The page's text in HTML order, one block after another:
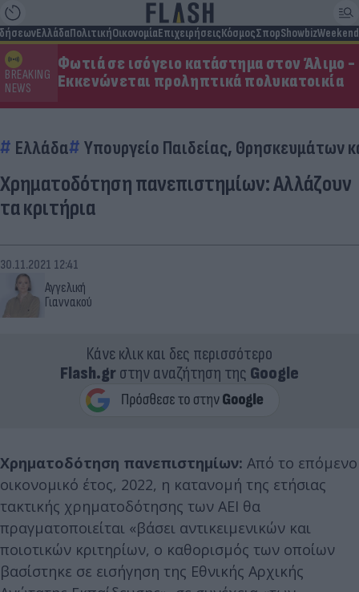
ΕλλάδαΠολιτικήΟικονομίαΕπιχειρήσειςΚόσμοςΣπορShowbizWeekend
BREAKING
NEWS
Φωτιά σε ισόγειο κατάστημα στον Άλιμο -
Εκκενώνεται προληπτικά πολυκατοικία
Ελλάδα Υπουργείο Παιδείας, Θρησκευμάτων
Χρηματοδότηση πανεπιστημίων: Αλλάζουν
τα κριτήρια
Αγγελική
Γιαννακού
30.11.2021 12:41
Κάνε κλικ και δες περισσότερο
Flash.grστην αναζήτηση της Google
Χρηματοδότηση πανεπιστημίων: Aπό το επόμενο
οικονομικό έτος, 2022, η κατανομή της ετήσιας
τακτικής χρηματοδότησης των ΑΕΙ θα
πραγματοποιείται «βάσει αντικειμενικών και
ποιοτικών κριτηρίων, ο καθορισμός των οποίων
βασίστηκε σε εισήγηση της Εθνικής Αρχικής